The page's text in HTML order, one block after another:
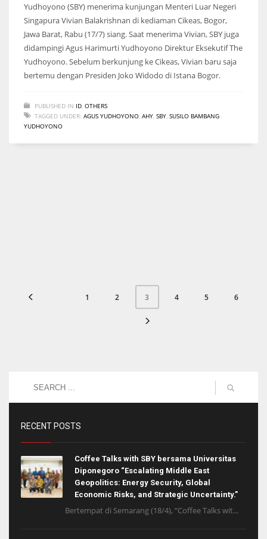
Yudhoyono (SBY) menerima kunjungan Menteri Luar Negeri
Singapura Vivian Balakrishnan di kediaman Cikeas, Bogor,
Jawa Barat, Rabu (17/7) siang. Saat menerima Vivian, SBY juga
didampingi Agus Harimurti Yudhoyono Direktur Eksekutif The
Yudhoyono. Sebelum berkunjung ke Cikeas, Vivian baru saja
bertemu dengan Presiden Joko Widodo di Istana Bogor.
PUBLISHED IN ID OTHERS
TAGGED UNDER: AGUS YUDHOYONO AHY SBY SUSILO BAMBANG
YUDHOYONO
1 2 3 4 5 6
RECENT POSTS
Coffee Talks with SBY bersama Universitas
Diponegoro “Escalating Middle East
Geopolitics: Energy Security, Global
Economic Risks, and Strategic Uncertainty.”
Bertempat di Semarang (18/4), “Coffee Talks wit...